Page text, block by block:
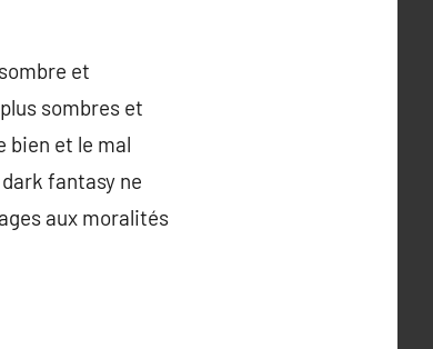
et
sombres et
bien et le mal
fantasy ne
aux moralités